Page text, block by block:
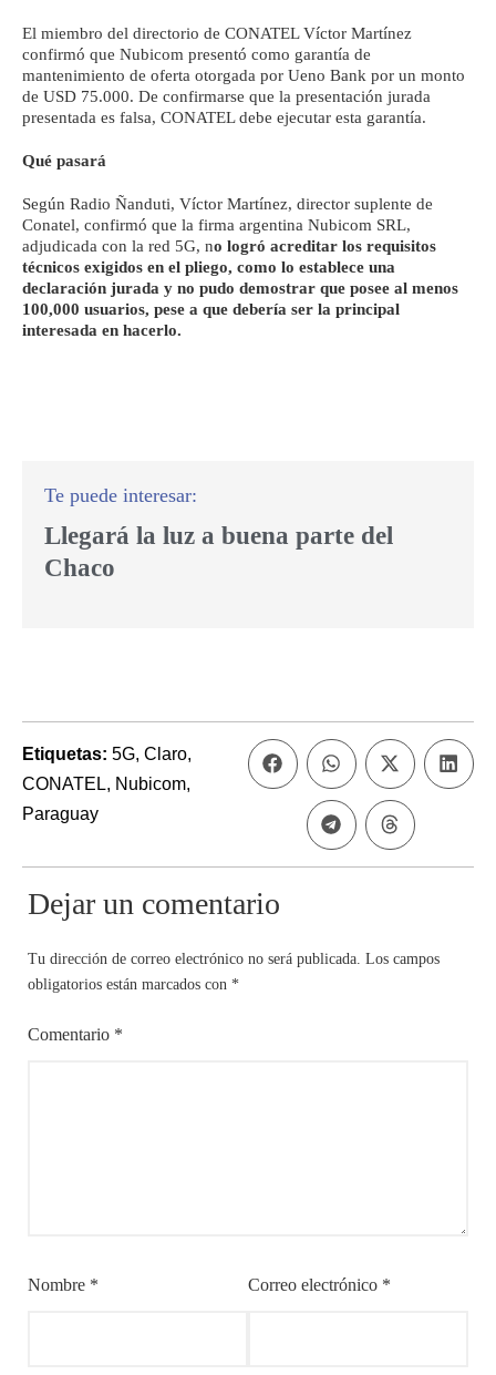
El miembro del directorio de CONATEL Víctor Martínez
confirmó que Nubicom presentó como garantía de
mantenimiento de oferta otorgada por Ueno Bank por un monto
de USD 75.000. De confirmarse que la presentación jurada
presentada es falsa, CONATEL debe ejecutar esta garantía.
Qué pasará
Según Radio Ñanduti, Víctor Martínez, director suplente de
Conatel, confirmó que la firma argentina Nubicom SRL,
adjudicada con la red 5G, no logró acreditar los requisitos
técnicos exigidos en el pliego, como lo establece una
declaración jurada y no pudo demostrar que posee al menos
100,000 usuarios, pese a que debería ser la principal
interesada en hacerlo.
Llegará la luz a buena parte del
Chaco
Etiquetas: 5G, Claro,
CONATEL, Nubicom,
Paraguay
Dejar un comentario
Tu dirección de correo electrónico no será publicada. Los campos
obligatorios están marcados con *
Comentario *
Nombre * Correo electrónico *